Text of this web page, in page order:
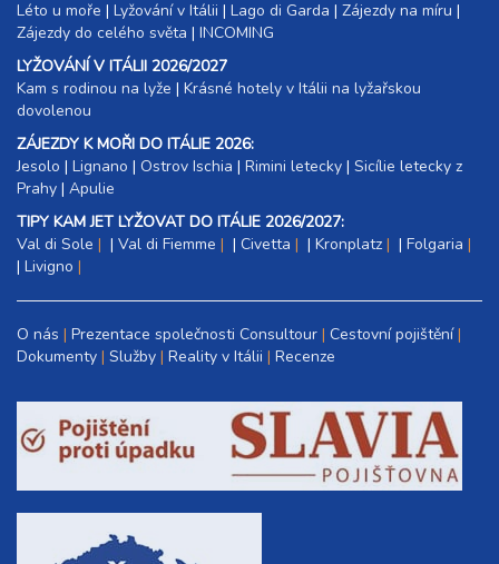
11 000 Kč rezervovat
27.09. - 04.10.26
neděle - neděle
15 300 Kč rezervovat
Léto u moře | Lyžování v Itálii | Lago di Garda | Zájezdy na míru |
Zájezdy do celého světa | INCOMING
LYŽOVÁNÍ V ITÁLII 2026/2027
Kam s rodinou na lyže |​ Krásné hotely v Itálii na lyžařskou
dovolenou
ZÁJEZDY K MOŘI DO ITÁLIE 2026:
Jesolo | Lignano | Ostrov Ischia | Rimini letecky | Sicílie letecky z
Prahy | Apulie
TIPY KAM JET LYŽOVAT DO ITÁLIE 2026/2027:
Val di Sole
| Val di Fiemme | Civetta | Kronplatz | Folgaria
| Livigno
O nás Prezentace společnosti Consultour Cestovní pojištění
Dokumenty Služby Reality v Itálii Recenze